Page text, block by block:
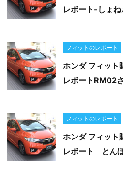
レポート-しょね
フィットのレポート
ホンダ フィット
レポートRM02
フィットのレポート
ホンダ フィット
レポート とん